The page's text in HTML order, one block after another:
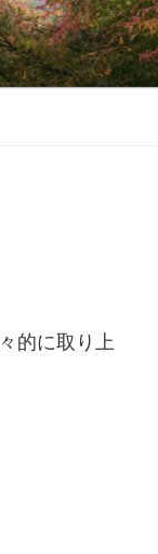
的に取り上